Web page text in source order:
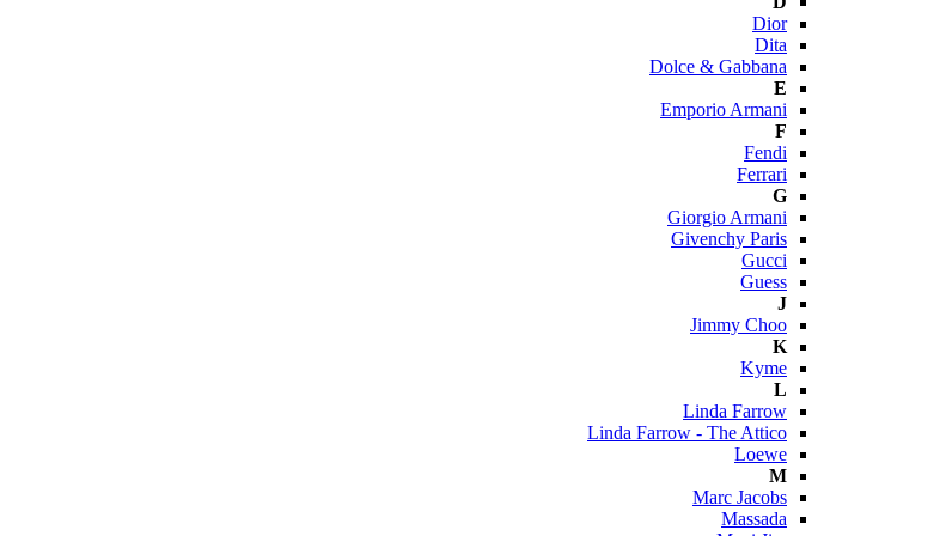
Dior
Dita
Dolce & Gabbana
E
Emporio Armani
F
Fendi
Ferrari
G
Giorgio Armani
Givenchy Paris
Gucci
Guess
J
Jimmy Choo
K
Kyme
L
Linda Farrow
Linda Farrow - The Attico
Loewe
M
Marc Jacobs
Massada